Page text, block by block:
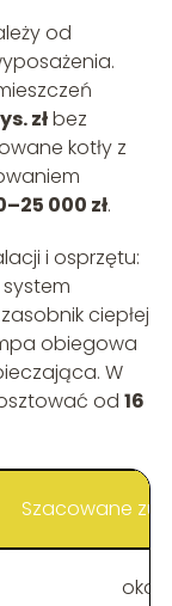
od
złbez
kotły z
000 zł.
i osprzętu:
system
ciepłej
obiegowa
W
od 16
Szacowane